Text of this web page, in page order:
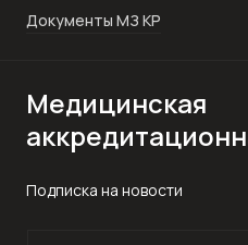
Документы МЗ КР
Медицинская
Подписка на новости